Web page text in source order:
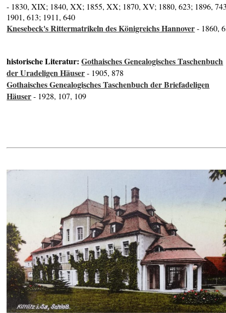
- 1830, XIX; 1840, XX; 1855, XX; 1870, XV; 1880, 623; 1896,
1901, 613; 1911, 640
Knesebeck's Rittermatrikeln des Königreichs Hannover- 1860,
historische Literatur:Gothaisches Genealogisches Taschenbuch
der Uradeligen Häuser- 1905, 878
Gothaisches Genealogisches Taschenbuch der Briefadeligen
Häuser- 1928, 107, 109